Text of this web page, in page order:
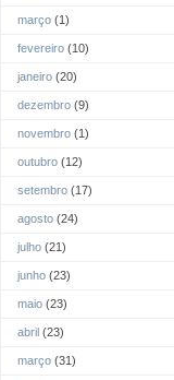
março (1)
fevereiro (10)
janeiro (20)
dezembro (9)
novembro (1)
outubro (12)
setembro (17)
agosto (24)
julho (21)
junho (23)
maio (23)
abril (23)
março (31)